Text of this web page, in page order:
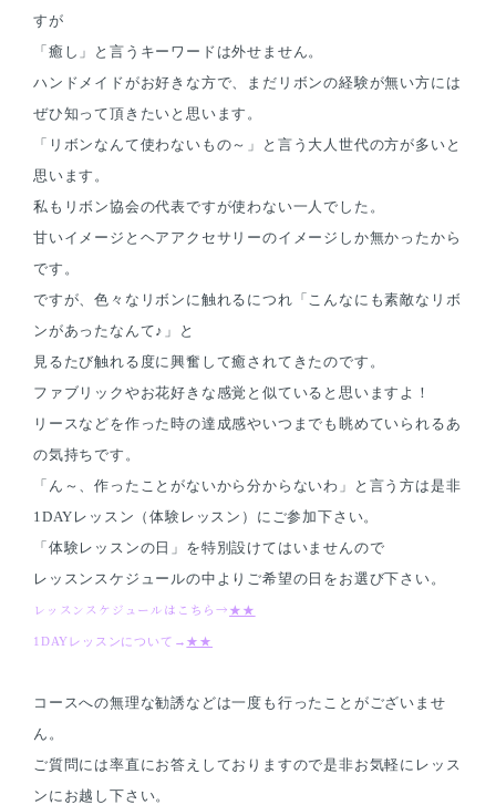
すが
「癒し」と言うキーワードは外せません。
ハンドメイドがお好きな方で、まだリボンの経験が無い方には
ぜひ知って頂きたいと思います。
「リボンなんて使わないもの～」と言う大人世代の方が多いと
思います。
私もリボン協会の代表ですが使わない一人でした。
甘いイメージとヘアアクセサリーのイメージしか無かったから
です。
ですが、色々なリボンに触れるにつれ「こんなにも素敵なリボ
ンがあったなんて♪」と
見るたび触れる度に興奮して癒されてきたのです。
ファブリックやお花好きな感覚と似ていると思いますよ！
リースなどを作った時の達成感やいつまでも眺めていられるあ
の気持ちです。
「ん～、作ったことがないから分からないわ」と言う方は是非
1DAYレッスン（体験レッスン）にご参加下さい。
「体験レッスンの日」を特別設けてはいませんので
レッスンスケジュールの中よりご希望の日をお選び下さい。
レッスンスケジュールはこちら→ ★★
1DAYレッスンについて→ ★★
コースへの無理な勧誘などは一度も行ったことがございませ
ん。
ご質問には率直にお答えしておりますので是非お気軽にレッス
ンにお越し下さい。